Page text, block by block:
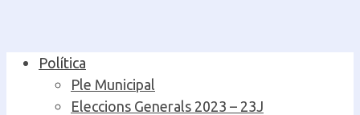
PrimaryPolítica
Ple Municipal
Eleccions Generals 2023 – 23J